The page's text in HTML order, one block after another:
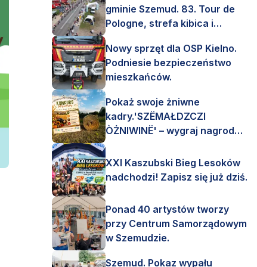
gminie Szemud. 83. Tour de
Pologne, strefa kibica i
Nowy sprzęt dla OSP Kielno.
Podniesie bezpieczeństwo
mieszkańców.
Pokaż swoje żniwne
kadry.'SZËMAŁDZCZI
ÒŻNIWINË' – wygraj nagrody
XXI Kaszubski Bieg Lesoków
nadchodzi! Zapisz się już dziś.
Ponad 40 artystów tworzy
przy Centrum Samorządowym
w Szemudzie.
Szemud. Pokaz wypału